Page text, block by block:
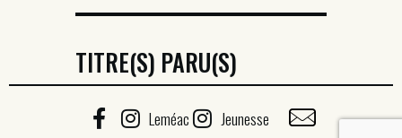
TITRE(S) PARU(S)
Leméac Jeunesse